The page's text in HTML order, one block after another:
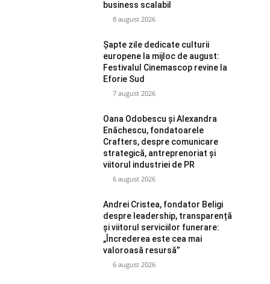
business scalabil
8 august 2026
Șapte zile dedicate culturii
europene la mijloc de august:
Festivalul Cinemascop revine la
Eforie Sud
7 august 2026
Oana Odobescu și Alexandra
Enăchescu, fondatoarele
Crafters, despre comunicare
strategică, antreprenoriat și
viitorul industriei de PR
6 august 2026
Andrei Cristea, fondator Beligi
despre leadership, transparență
și viitorul serviciilor funerare:
„Încrederea este cea mai
valoroasă resursă”
6 august 2026